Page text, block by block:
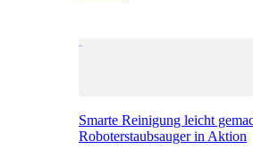
Smarte Reinigung leicht
Roboterstaubsauger in Aktion